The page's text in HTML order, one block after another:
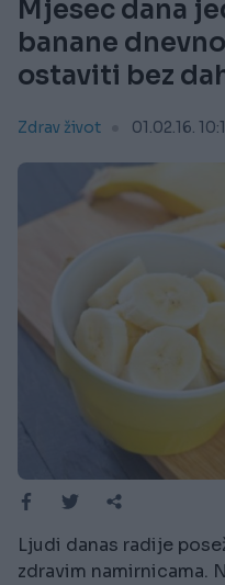
Mjesec dana
banane
ostaviti bez
Zdrav život 01.02.16.
Ljudi danas radije
zdravim namirnicama.